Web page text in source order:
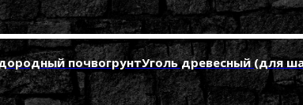
почвогрунтУголь древесный (для